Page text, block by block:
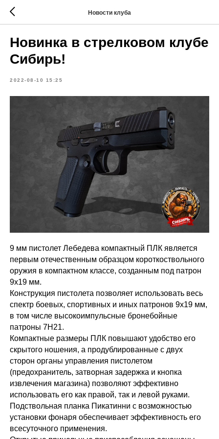
Новости клуба
Новинка в стрелковом клубе
Сибирь!
2022-08-10 15:25
9 мм пистолет Лебедева компактный ПЛК является
первым отечественным образцом короткоствольного
оружия в компактном классе, созданным под патрон
9х19 мм.
Конструкция пистолета позволяет использовать весь
спектр боевых, спортивных и иных патронов 9х19 мм,
в том числе высокоимпульсные бронебойные
патроны 7Н21.
Компактные размеры ПЛК повышают удобство его
скрытого ношения, а продублированные с двух
сторон органы управления пистолетом
(предохранитель, затворная задержка и кнопка
извлечения магазина) позволяют эффективно
использовать его как правой, так и левой руками.
Подствольная планка Пикатинни с возможностью
установки фонаря обеспечивает эффективность его
всесуточного применения.